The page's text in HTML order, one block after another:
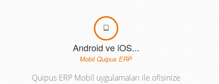
Android ve iOS...
Mobil Quipus ERP
Quipus ERP Mobil uygulamaları ile ofisinize